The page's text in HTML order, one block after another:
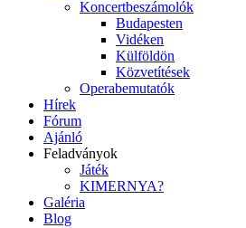
Koncertbeszámolók
Budapesten
Vidéken
Külföldön
Közvetítések
Operabemutatók
Hírek
Fórum
Ajánló
Feladványok
Játék
KIMERNYA?
Galéria
Blog